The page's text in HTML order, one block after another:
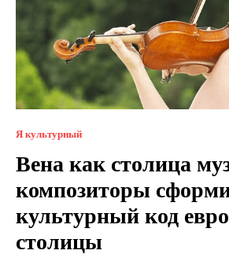
Я культурный
Вена как столица
композиторы
культурный код
столицы